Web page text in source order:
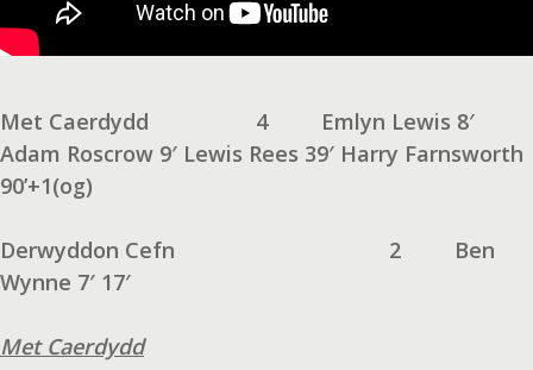
Met Caerdydd 4
Emlyn Lewis 8′
Adam Roscrow 9′ Lewis Rees 39′ Harry Farnsworth
90’+1(og)
Derwyddon Cefn 2
Ben
Wynne 7′ 17′
Met Caerdydd